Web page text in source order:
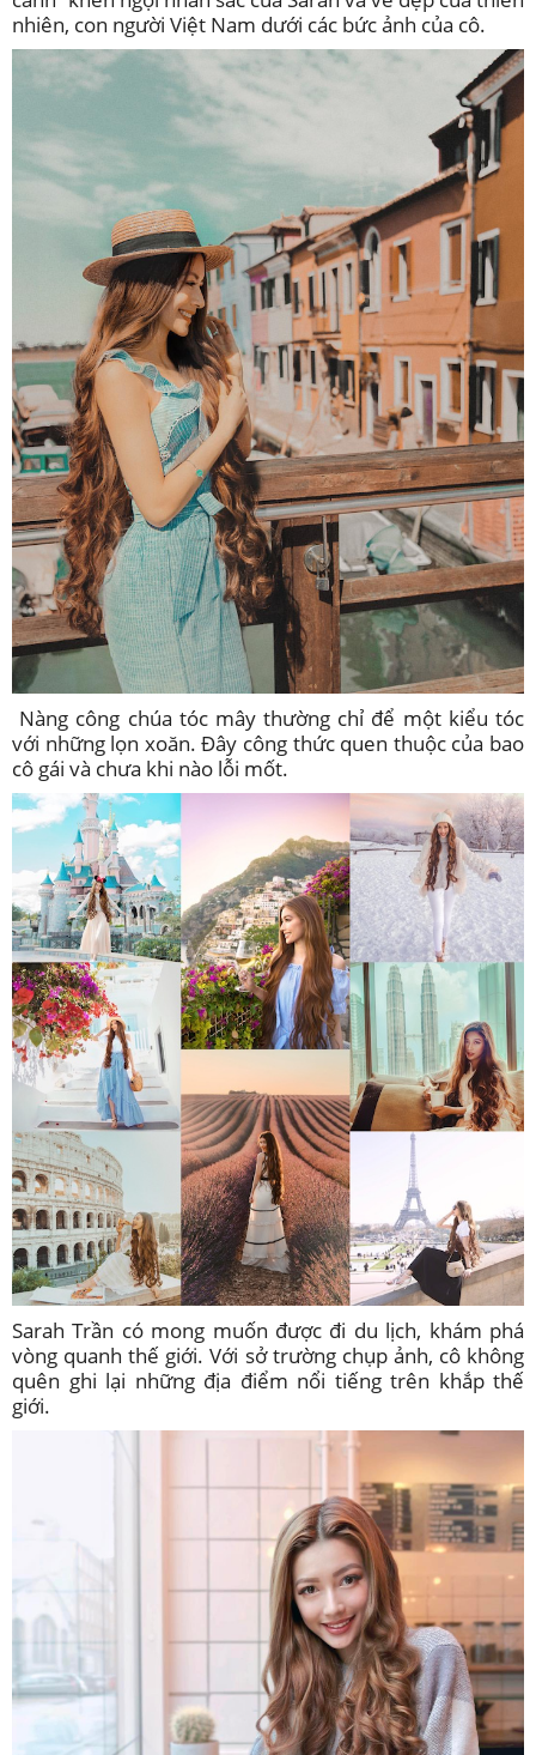
nhiên, con người Việt Nam dưới các bức ảnh của cô.
Nàng công chúa tóc mây thường chỉ để một kiểu tóc
với những lọn xoăn. Đây công thức quen thuộc của bao
cô gái và chưa khi nào lỗi mốt.
Sarah Trần có mong muốn được đi du lịch, khám phá
vòng quanh thế giới. Với sở trường chụp ảnh, cô không
quên ghi lại những địa điểm nổi tiếng trên khắp thế
giới.